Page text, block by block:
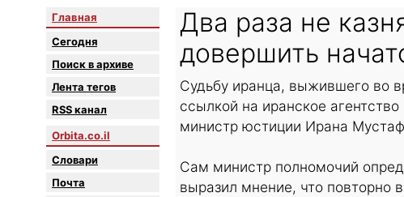
Главная
Сегодня
Поиск в архиве
Лента тегов
RSS канал
Orbita.co.il
Словари
Почта
Два раза не
довершить
Судьбу иранца, выжившего во
ссылкой на иранское
министр юстиции Ирана
Сам министр полномочий
выразил мнение, что повторно